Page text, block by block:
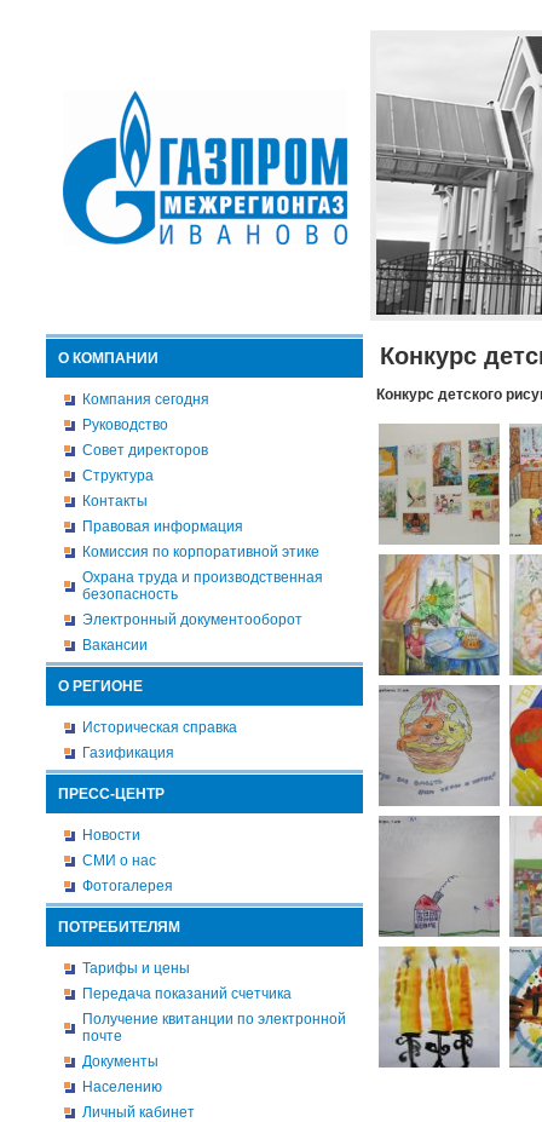
О КОМПАНИИ
Компания сегодня
Руководство
Совет директоров
Структура
Контакты
Правовая информация
Комиссия по корпоративной этике
Охрана труда и производственная
безопасность
Электронный документооборот
Вакансии
О РЕГИОНЕ
Историческая справка
Газификация
ПРЕСС-ЦЕНТР
Новости
СМИ о нас
Фотогалерея
ПОТРЕБИТЕЛЯМ
Тарифы и цены
Передача показаний счетчика
Получение квитанции по электронной
почте
Документы
Населению
Личный кабинет
Конкурс
Конкурс детского